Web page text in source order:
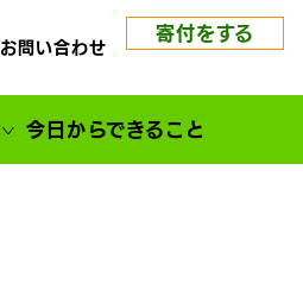
お問い合わせ
寄付をする
今日からできること